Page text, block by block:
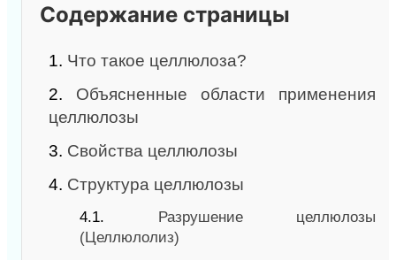
Содержание страницы
1. Что такое целлюлоза?
2. Объясненные области применения
целлюлозы
3. Свойства целлюлозы
4. Структура целлюлозы
4.1. Разрушение целлюлозы
(Целлюлолиз)